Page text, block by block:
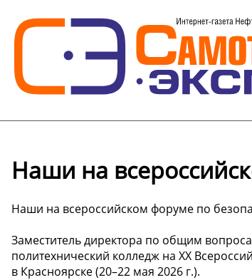
Наши на
Наши на всероссийском форуме по
Заместитель директора по общим
политехнический колледж на ХХ
в Красноярске (20–22 мая 2026 г.).